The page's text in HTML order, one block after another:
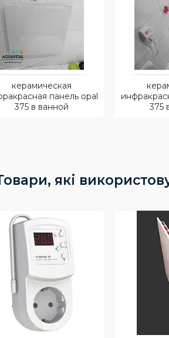
керамическая
панель opal
375 в ванной
375